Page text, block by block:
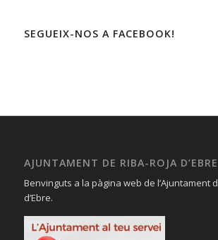
SEGUEIX-NOS A FACEBOOK!
AJUNTAMENT DE RIBA-ROJA D’EBRE
Benvinguts a la pàgina web de l’Ajuntament
d’Ebre.